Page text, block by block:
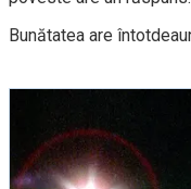
Bunătatea are